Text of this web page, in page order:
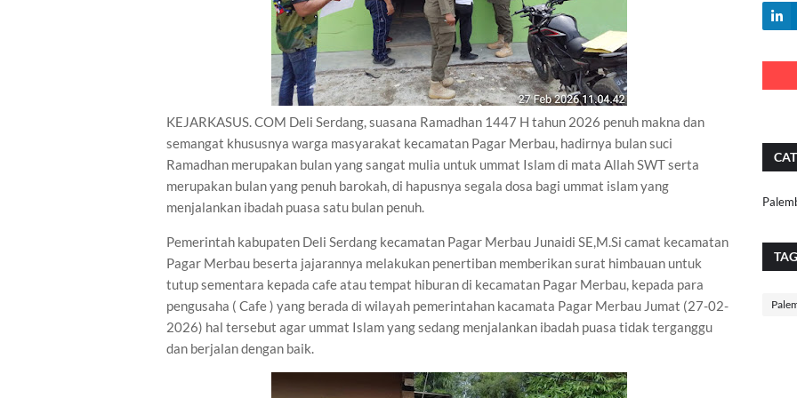
KEJARKASUS. COM Deli Serdang, suasana Ramadhan 1447 H tahun 2026 penuh makna dan
semangat khususnya warga masyarakat kecamatan Pagar Merbau, hadirnya bulan suci
Ramadhan merupakan bulan yang sangat mulia untuk ummat Islam di mata Allah SWT serta
merupakan bulan yang penuh barokah, di hapusnya segala dosa bagi ummat islam yang
menjalankan ibadah puasa satu bulan penuh.
Pemerintah kabupaten Deli Serdang kecamatan Pagar Merbau Junaidi SE,M.Si camat kecamatan
Pagar Merbau beserta jajarannya melakukan penertiban memberikan surat himbauan untuk
tutup sementara kepada cafe atau tempat hiburan di kecamatan Pagar Merbau, kepada para
pengusaha ( Cafe ) yang berada di wilayah pemerintahan kacamata Pagar Merbau Jumat (27-02-
2026) hal tersebut agar ummat Islam yang sedang menjalankan ibadah puasa tidak terganggu
dan berjalan dengan baik.